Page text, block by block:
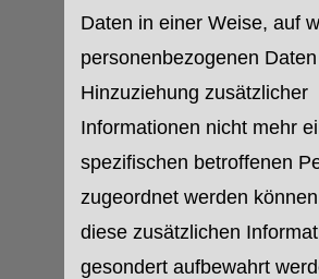
Daten in einer Weise, auf
personenbezogenen
Hinzuziehung zusätzlicher
Informationen nicht mehr
spezifischen betroffenen
zugeordnet werden
diese zusätzlichen
gesondert aufbewahrt